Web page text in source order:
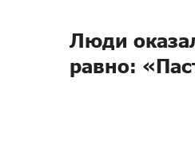
Люди
равно: